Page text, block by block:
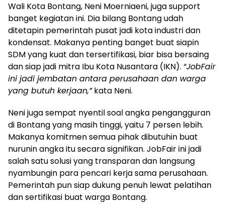
Wali Kota Bontang, Neni Moerniaeni, juga support
banget kegiatan ini. Dia bilang Bontang udah
ditetapin pemerintah pusat jadi kota industri dan
kondensat. Makanya penting banget buat siapin
SDM yang kuat dan tersertifikasi, biar bisa bersaing
dan siap jadi mitra Ibu Kota Nusantara (IKN). “JobFair
ini jadi jembatan antara perusahaan dan warga
yang butuh kerjaan,”kata Neni.
Neni juga sempat nyentil soal angka pengangguran
di Bontang yang masih tinggi, yaitu 7 persen lebih.
Makanya komitmen semua pihak dibutuhin buat
nurunin angka itu secara signifikan. JobFair ini jadi
salah satu solusi yang transparan dan langsung
nyambungin para pencari kerja sama perusahaan.
Pemerintah pun siap dukung penuh lewat pelatihan
dan sertifikasi buat warga Bontang.